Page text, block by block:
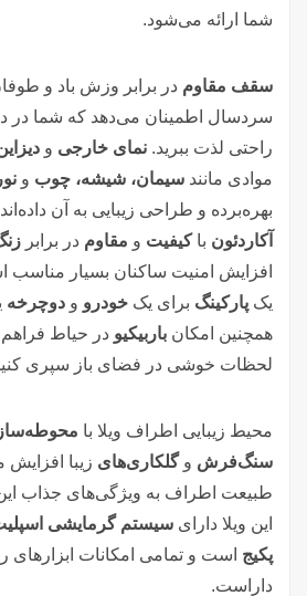
شما ارائه می‌شود.
سقف مقاوم در برابر وزش باد و
سردسال اطمینان می‌دهد که شما در
راحتی لذت ببرید. نمای خارجی و
موادی مانند سیمان، شیشه، چوب و
بهره‌برده و طراحی زیبایی به آن
آکاردئون باکیفیت و مقاوم در برابر
افزایش امنیت ساکنان بسیار مناسب
یک پارکینگ برای یک خودرو و دوچرخه
همچنین امکان باربیکیو در حیاط فراهم
لحظات خوشی در فضای باز سپری
محیط زیبایی اطراف ویلا با
سنگ‌فرش وگلکاری‌های زیبا افزایش
طبیعت اطراف به ویژگی‌های جذاب
این ویلا دارای سیستم گرمایشی
پکیج است و تمامی امکانات ابزارهای
داراست.